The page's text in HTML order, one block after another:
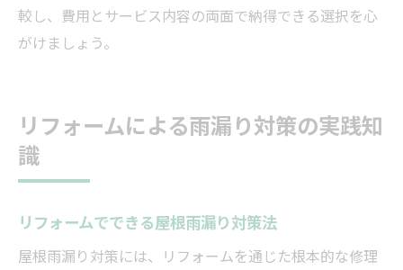
較し、費用とサービス内容の両面で納得できる選択を心
がけましょう。
リフォームによる雨漏り対策の実践知
識
リフォームでできる屋根雨漏り対策法
屋根雨漏り対策には、リフォームを通じた根本的な修理